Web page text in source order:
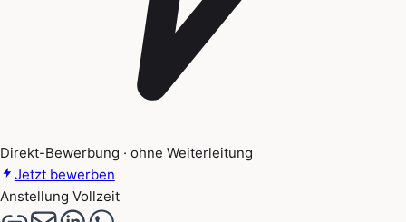
Direkt-Bewerbung · ohne Weiterleitung
Jetzt bewerben
Anstellung Vollzeit